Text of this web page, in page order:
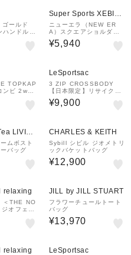
ールド
ハンドル 2
Super Sports XEBIO
&mall店
ニューエラ（NEW ER
A）スクエアショルダー
ポーチ 1.5L ちいかわ・
ハチワレ・うさぎ 1486
¥5,940
TOPKAP
ンビ 2way
ートバッ
ルト付き
LeSportsac
3 ZIP CROSSBODY
【日本限定】リサイクル
ドブラックJP
¥9,900
LIVIN
ムボスト
バッグ
CHARLES & KEITH
Sybill シビル ジオメトリ
ックバケットバッグ
¥12,900
relaxing
＜THE NO
オフェイ
トバッグ
JILL by JILL STUART
フラワーチュールトート
バッグ
¥13,970
relaxing LeSportsac